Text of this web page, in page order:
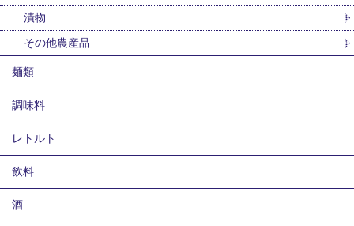
漬物
その他農産品
麺類
調味料
レトルト
飲料
酒